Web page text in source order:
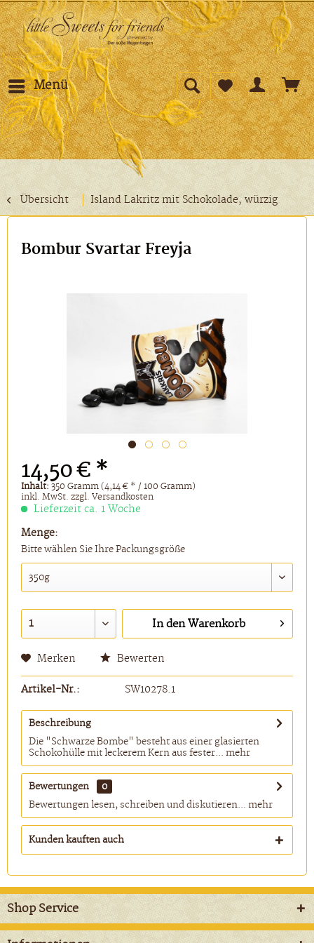
Menü
Übersicht Island Lakritz mit Schokolade, würzig
Bombur Svartar Freyja
14,50 € *
Inhalt:350 Gramm (4,14 € * / 100 Gramm)
inkl. MwSt.zzgl. Versandkosten
Lieferzeit ca. 1 Woche
Menge:
Bitte wählen Sie Ihre Packungsgröße
In den Warenkorb
Merken Bewerten
Artikel-Nr.: SW10278.1
Beschreibung
Die "Schwarze Bombe" besteht aus einer glasierten
Schokohülle mit leckerem Kern aus fester... mehr
Bewertungen
0
Bewertungen lesen, schreiben und diskutieren... mehr
Kunden kauften auch
Shop Service